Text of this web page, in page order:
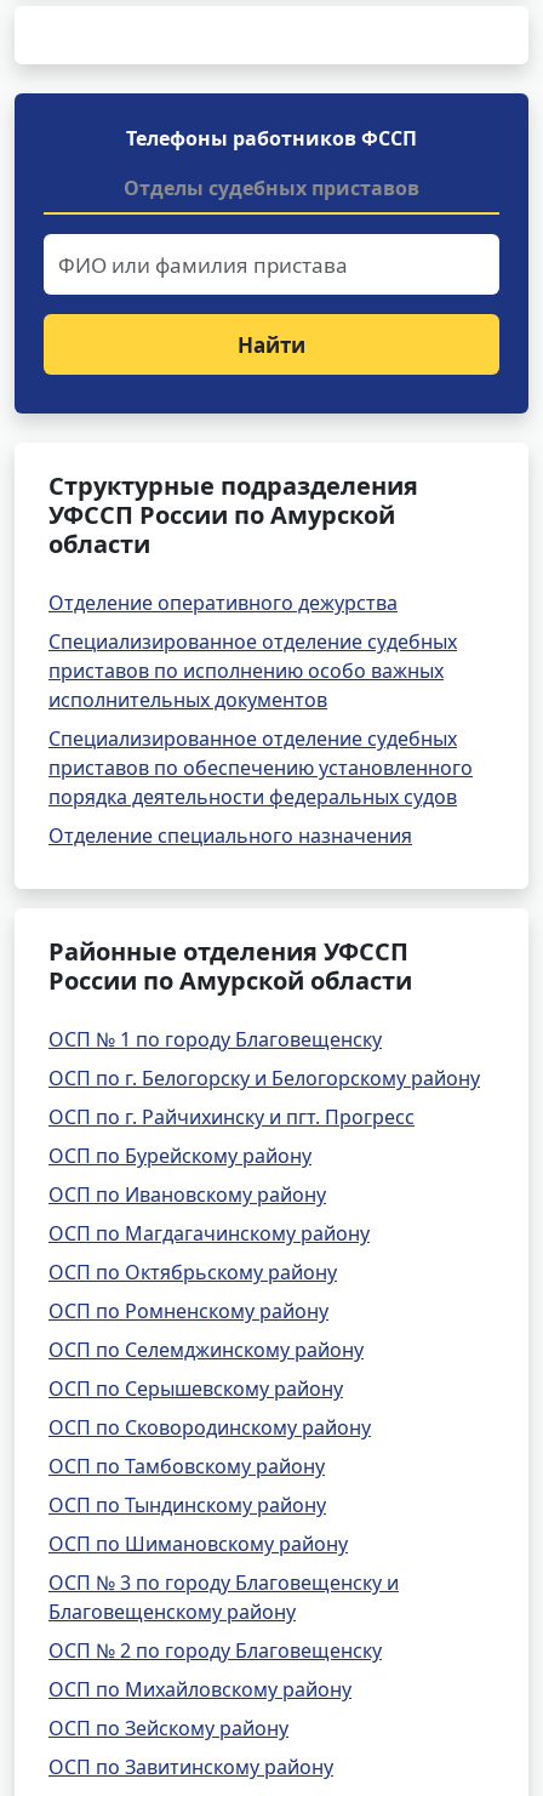
Телефоны работников ФССП
Отделы судебных приставов
Найти
Структурные подразделения
УФССП России по Амурской
области
Отделение оперативного дежурства
Специализированное отделение судебных
приставов по исполнению особо важных
исполнительных документов
Специализированное отделение судебных
приставов по обеспечению установленного
порядка деятельности федеральных судов
Отделение специального назначения
Районные отделения УФССП
России по Амурской области
ОСП № 1 по городу Благовещенску
ОСП по г. Белогорску и Белогорскому району
ОСП по г. Райчихинску и пгт. Прогресс
ОСП по Бурейскому району
ОСП по Ивановскому району
ОСП по Магдагачинскому району
ОСП по Октябрьскому району
ОСП по Ромненскому району
ОСП по Селемджинскому району
ОСП по Серышевскому району
ОСП по Сковородинскому району
ОСП по Тамбовскому району
ОСП по Тындинскому району
ОСП по Шимановскому району
ОСП № 3 по городу Благовещенску и
Благовещенскому району
ОСП № 2 по городу Благовещенску
ОСП по Михайловскому району
ОСП по Зейскому району
ОСП по Завитинскому району